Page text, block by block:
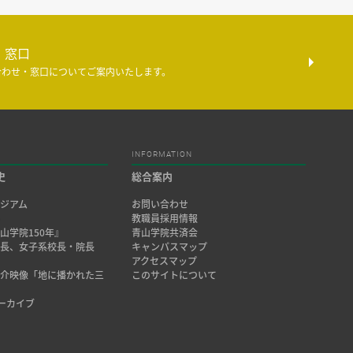
窓口
せ・窓口についてご案内いたします。
アム
学院150年』
、女子系校長・院長
映像「地に播かれた三
カイブ
INFORMATION
総合案内
お問い合わせ
教職員採用情報
青山学院共済会
キャンパスマップ
アクセスマップ
このサイトについて